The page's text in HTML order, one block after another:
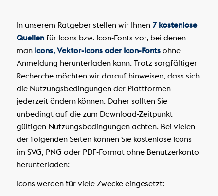
In unserem Ratgeber stellen wir Ihnen 7 kostenlose
Quellenfür Icons bzw. Icon-Fonts vor, bei denen
man Icons, Vektor-Icons oder Icon-Fontsohne
Anmeldung herunterladen kann. Trotz sorgfältiger
Recherche möchten wir darauf hinweisen, dass sich
die Nutzungsbedingungen der Plattformen
jederzeit ändern können. Daher sollten Sie
unbedingt auf die zum Download-Zeitpunkt
gültigen Nutzungsbedingungen achten. Bei vielen
der folgenden Seiten können Sie kostenlose Icons
im SVG, PNG oder PDF-Format ohne Benutzerkonto
herunterladen:
Icons werden für viele Zwecke eingesetzt: